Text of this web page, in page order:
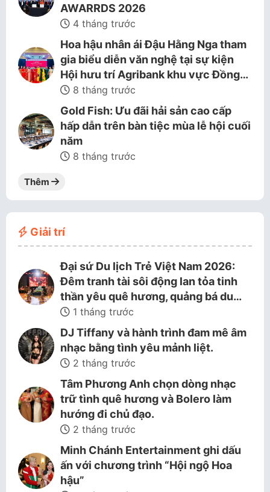
AWARRDS 2026
4 tháng trước
Hoa hậu nhân ái Đậu Hằng Nga tham
gia biểu diễn văn nghệ tại sự kiện
Hội hưu trí Agribank khu vực Đồng…
8 tháng trước
Gold Fish: Ưu đãi hải sản cao cấp
hấp dẫn trên bàn tiệc mùa lễ hội cuối
năm
8 tháng trước
Thêm
Giải trí
Đại sứ Du lịch Trẻ Việt Nam 2026:
Đêm tranh tài sôi động lan tỏa tinh
thần yêu quê hương, quảng bá du…
1 tháng trước
DJ Tiffany và hành trình đam mê âm
nhạc bằng tình yêu mảnh liệt.
2 tháng trước
Tâm Phương Anh chọn dòng nhạc
trữ tình quê hương và Bolero làm
hướng đi chủ đạo.
2 tháng trước
Minh Chánh Entertainment ghi dấu
ấn với chương trình “Hội ngộ Hoa
hậu”